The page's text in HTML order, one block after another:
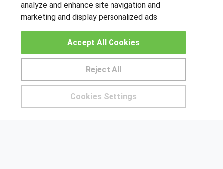
Pide más información al centro
Muro de los idiomas
CENTROS DE FORMACIÓN
analyze and enhance site navigation and
marketing and display personalized ads
Cookies Settings
Reject All
Accept All Cookies